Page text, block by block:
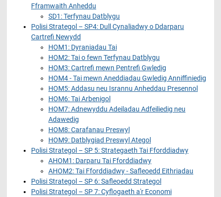
Fframwaith Anheddu
SD1: Terfynau Datblygu
Polisi Strategol – SP4: Dull Cynaliadwy o Ddarparu
Cartrefi Newydd
HOM1: Dyraniadau Tai
HOM2: Tai o fewn Terfynau Datblygu
HOM3: Cartrefi mewn Pentrefi Gwledig
HOM4 - Tai mewn Aneddiadau Gwledig Anniffiniedig
HOM5: Addasu neu Isrannu Anheddau Presennol
HOM6: Tai Arbenigol
HOM7: Adnewyddu Adeiladau Adfeiliedig neu
Adawedig
HOM8: Carafanau Preswyl
HOM9: Datblygiad Preswyl Ategol
Polisi Strategol – SP 5: Strategaeth Tai Fforddiadwy
AHOM1: Darparu Tai Fforddiadwy
AHOM2: Tai Fforddiadwy - Safleoedd Eithriadau
Polisi Strategol – SP 6: Safleoedd Strategol
Polisi Strategol – SP 7: Cyflogaeth a'r Economi